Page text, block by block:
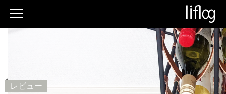
レビュー